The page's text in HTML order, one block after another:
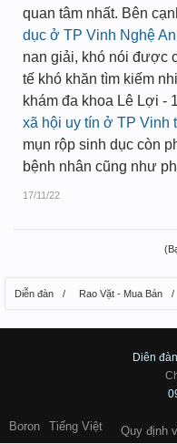
quan tâm nhất. Bên
dục ở TP Vinh Nghệ
nan giải, khó nói được
tế khó khăn tìm kiếm
khám đa khoa Lê Lợi -
xã hội uy tín ở TP Vinh
mụn rộp sinh dục còn
bệnh nhân cũng như
17/11/22
Diễn đàn Rao Vặt - Mua Bán
Diên
Boron Tiếng Việt Quy định